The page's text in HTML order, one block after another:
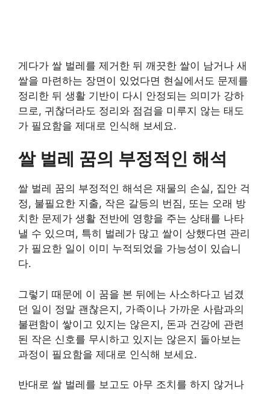
게다가 쌀 벌레를 제거한 뒤 깨끗한 쌀이 남거나 새
쌀을 마련하는 장면이 있었다면 현실에서도 문제를
정리한 뒤 생활 기반이 다시 안정되는 의미가 강하
므로, 귀찮더라도 정리와 점검을 미루지 않는 태도
가 필요함을 제대로 인식해 보세요.
쌀 벌레 꿈의 부정적인 해석
쌀 벌레 꿈의 부정적인 해석은 재물의 손실, 집안 걱
정, 불필요한 지출, 작은 갈등의 번짐, 또는 오래 방
치한 문제가 생활 전반에 영향을 주는 상태를 나타
낼 수 있으며, 특히 벌레가 많고 쌀이 상했다면 관리
가 필요한 일이 이미 누적되었을 가능성이 있습니
다.
그렇기 때문에 이 꿈을 본 뒤에는 사소하다고 넘겼
던 일이 정말 괜찮은지, 가족이나 가까운 사람과의
불편함이 쌓이고 있지는 않은지, 돈과 건강에 관련
된 작은 신호를 무시하고 있지는 않은지 돌아보는
과정이 필요함을 제대로 인식해 보세요.
반대로 쌀 벌레를 보고도 아무 조치를 하지 않거나